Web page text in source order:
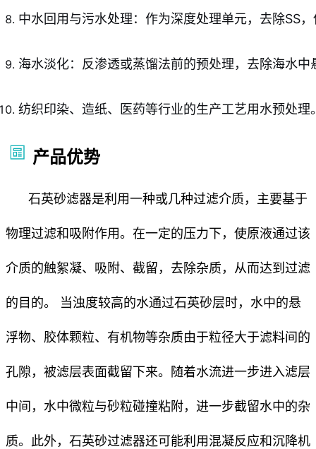
中水回用与污水处理：作为深度处理单元，去除SS
海水淡化：反渗透或蒸馏法前的预处理，去除海水中
纺织印染、造纸、医药等行业的生产工艺用水预处理
产品优势
石英砂滤器是利用一种或几种过滤介质，主要基于
物理过滤和吸附作用。‌在一定的压力下，使原液通过该
介质的触絮凝、吸附、截留，去除杂质，从而达到过滤
的目的。 当浊度较高的水通过石英砂层时，水中的悬
浮物、胶体颗粒、有机物等杂质由于粒径大于滤料间的
孔隙，被滤层表面截留下来。随着水流进一步进入滤层
中间，水中微粒与砂粒碰撞粘附，进一步截留水中的杂
质。此外，石英砂过滤器还可能利用混凝反应和沉降机